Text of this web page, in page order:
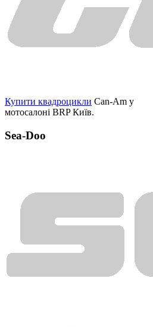
Купити квадроцикли Can-Am у
мотосалоні BRP Київ.
Sea-Doo